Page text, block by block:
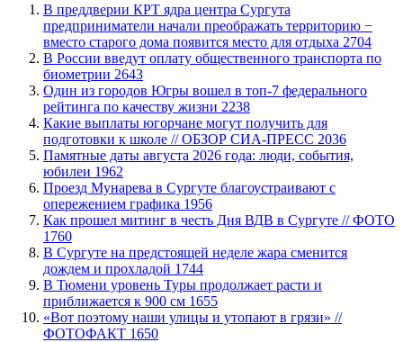
​В преддверии КРТ ядра центра Сургута
предприниматели начали преображать территорию −
вместо старого дома появится место для отдыха 2704
В России введут оплату общественного транспорта по
биометрии 2643
Один из городов Югры вошел в топ-7 федерального
рейтинга по качеству жизни 2238
Какие выплаты югорчане могут получить для
подготовки к школе // ОБЗОР СИА-ПРЕСС 2036
​Памятные даты августа 2026 года: люди, события,
юбилеи 1962
​Проезд Мунарева в Сургуте благоустраивают с
опережением графика 1956
Как прошел митинг в честь Дня ВДВ в Сургуте // ФОТО
1760
В Сургуте на предстоящей неделе жара сменится
дождем и прохладой 1744
В Тюмени уровень Туры продолжает расти и
приближается к 900 см 1655
«Вот поэтому наши улицы и утопают в грязи» //
ФОТОФАКТ 1650